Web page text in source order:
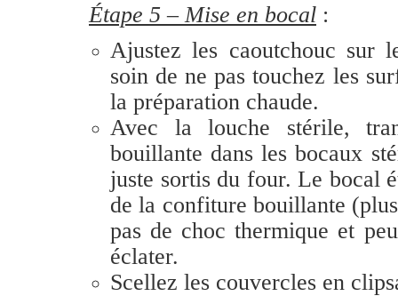
Étape 5 – Mise en bocal :
Ajustez les caoutchouc sur
soin de ne pas touchez les
la préparation chaude.
Avec la louche stérile,
bouillante dans les bocaux
juste sortis du four. Le bocal
de la confiture bouillante
pas de choc thermique et
éclater.
Scellez les couvercles en